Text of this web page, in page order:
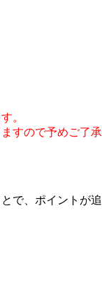
。
すので予めご了承
で、ポイントが